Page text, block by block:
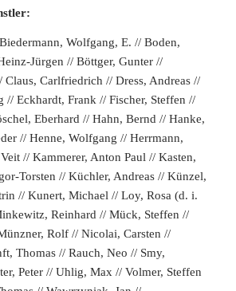
Wolfgang, E. // Boden,
Jürgen // Böttger, Gunter //
Claus, Carlfriedrich // Dress, Andreas //
// Eckhardt, Frank // Fischer, Steffen //
Eberhard // Hahn, Bernd // Hanke,
// Henne, Wolfgang // Herrmann,
// Kammerer, Anton Paul // Kasten,
Torsten // Küchler, Andreas // Künzel,
// Kunert, Michael // Loy, Rosa (d. i.
Reinhard // Mück, Steffen //
Rolf // Nicolai, Carsten //
Thomas // Rauch, Neo // Smy,
Peter // Uhlig, Max // Volmer, Steffen